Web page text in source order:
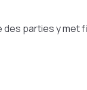
parties y met